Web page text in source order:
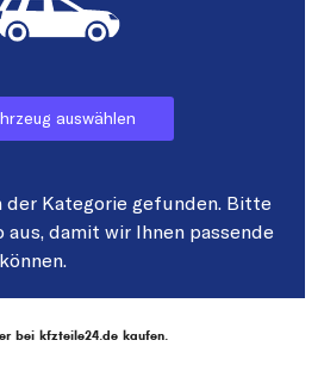
auswählen
der Kategorie gefunden. Bitte
aus, damit wir Ihnen passende
bei kfzteile24.de kaufen.